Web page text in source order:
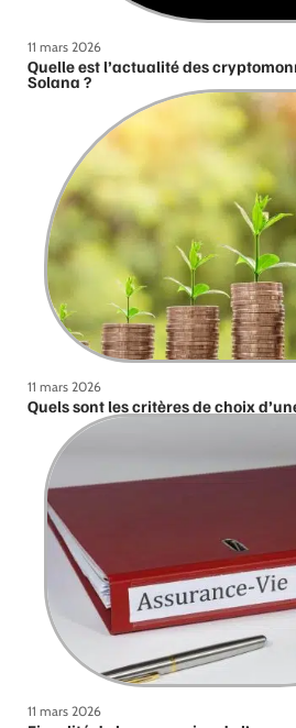
11 mars 2026
Quelle est l’actualité des
Solana ?
11 mars 2026
Quels sont les critères de choix
11 mars 2026